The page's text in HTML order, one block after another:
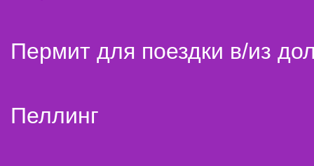
Пермит для поездки в/из
Пеллинг